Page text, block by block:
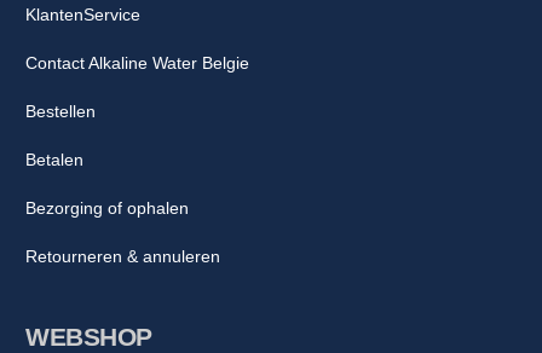
WEBSHOP
KlantenService
Contact Alkaline Water Belgie
Bestellen
Betalen
Bezorging of ophalen
Retourneren & annuleren